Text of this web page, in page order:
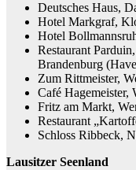
Deutsches Haus,
Hotel Markgraf,
Hotel
Restaurant
Brandenburg
Zum Rittmeister,
Café Hagemeister,
Fritz am Markt,
Restaurant
Schloss Ribbeck,
Lausitzer Seenland